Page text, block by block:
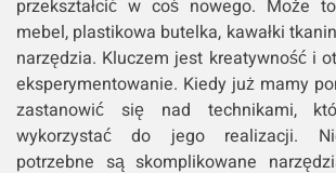
przekształcić w coś nowego. Może
mebel, plastikowa butelka, kawałki
narzędzia. Kluczem jest kreatywność i
eksperymentowanie. Kiedy już mamy
zastanowić się nad technikami,
wykorzystać do jego realizacji.
potrzebne są skomplikowane